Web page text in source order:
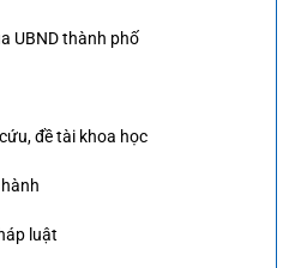
UBND thành phố
đề tài khoa học
luật